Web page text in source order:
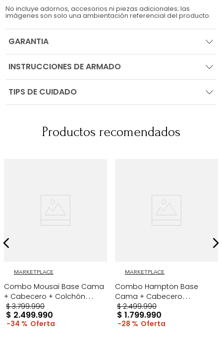
No incluye adornos, accesorios ni piezas adicionales; las
imágenes son solo una ambientación referencial del producto.
GARANTIA
INSTRUCCIONES DE ARMADO
TIPS DE CUIDADO
Productos recomendados
MARKETPLACE
Combo Mousai Base Cama
+ Cabecero + Colchón
SemiDoble Taupe/Madera
$ 3.799.990
$ 2.499.990
34 %
MARKETPLACE
Combo Hampton Base
Cama + Cabecero
SemiDoble Taupe/Madera
$ 2.499.990
$ 1.799.990
28 %